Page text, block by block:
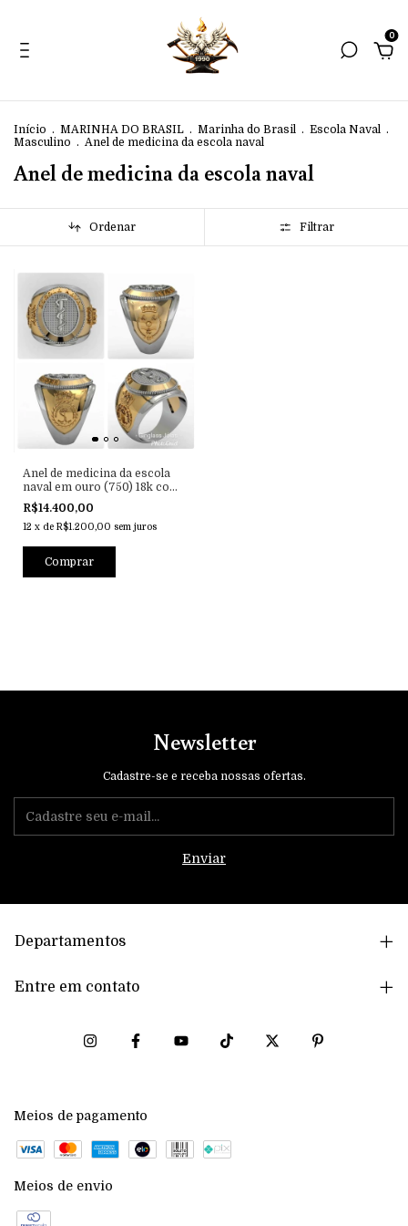
0
Início . MARINHA DO BRASIL . Marinha do Brasil . Escola Naval .
Masculino . Anel de medicina da escola naval
Anel de medicina da escola naval
Ordenar Filtrar
Anel de medicina da escola
naval em ouro (750) 18k com
prata de lei 950
R$14.400,00
12 x de R$1.200,00 sem juros
Newsletter
Cadastre-se e receba nossas ofertas.
Departamentos
Entre em contato
Meios de pagamento
Meios de envio